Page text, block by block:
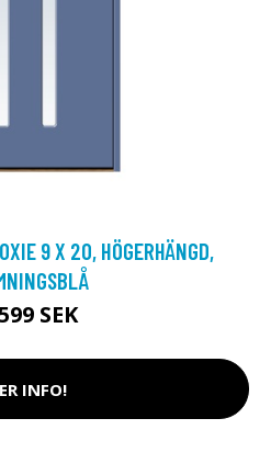
9 X 20, HÖGERHÄNGD,
SEK
INFO!